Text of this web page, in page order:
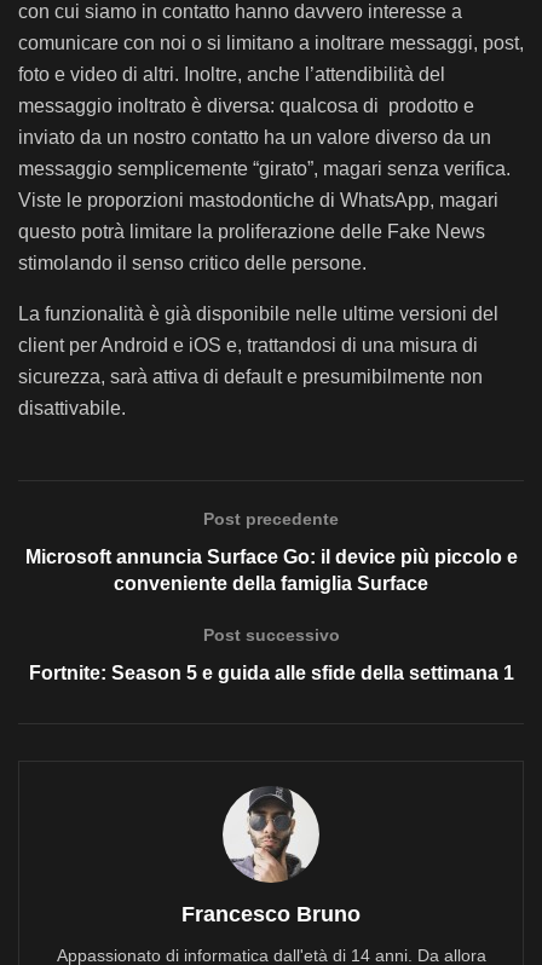
con cui siamo in contatto hanno davvero interesse a
comunicare con noi o si limitano a inoltrare messaggi, post,
foto e video di altri. Inoltre, anche l’attendibilità del
messaggio inoltrato è diversa: qualcosa di prodotto e
inviato da un nostro contatto ha un valore diverso da un
messaggio semplicemente “girato”, magari senza verifica.
Viste le proporzioni mastodontiche di WhatsApp, magari
questo potrà limitare la proliferazione delle Fake News
stimolando il senso critico delle persone.
La funzionalità è già disponibile nelle ultime versioni del
client per Android e iOS e, trattandosi di una misura di
sicurezza, sarà attiva di default e presumibilmente non
disattivabile.
Post precedente
Microsoft annuncia Surface Go: il device più piccolo e
conveniente della famiglia Surface
Post successivo
Fortnite: Season 5 e guida alle sfide della settimana 1
Francesco Bruno
Appassionato di informatica dall'età di 14 anni. Da allora